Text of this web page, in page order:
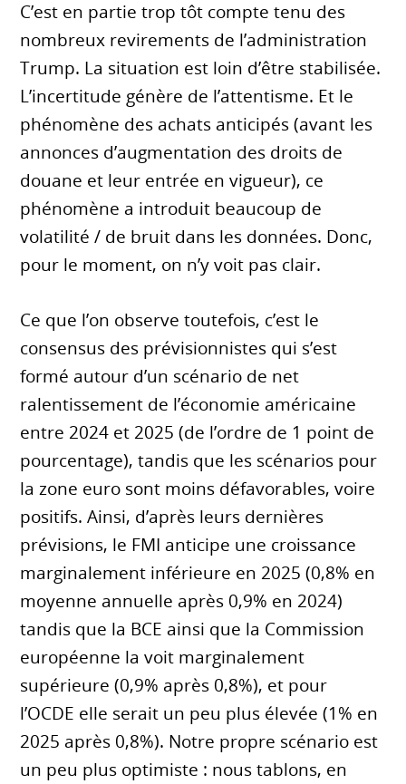
C’est en partie trop tôt compte tenu des
nombreux revirements de l’administration
Trump. La situation est loin d’être stabilisée.
L’incertitude génère de l’attentisme. Et le
phénomène des achats anticipés (avant les
annonces d’augmentation des droits de
douane et leur entrée en vigueur), ce
phénomène a introduit beaucoup de
volatilité / de bruit dans les données. Donc,
pour le moment, on n’y voit pas clair.
Ce que l’on observe toutefois, c’est le
consensus des prévisionnistes qui s’est
formé autour d’un scénario de net
ralentissement de l’économie américaine
entre 2024 et 2025 (de l’ordre de 1 point de
pourcentage), tandis que les scénarios pour
la zone euro sont moins défavorables, voire
positifs. Ainsi, d’après leurs dernières
prévisions, le FMI anticipe une croissance
marginalement inférieure en 2025 (0,8% en
moyenne annuelle après 0,9% en 2024)
tandis que la BCE ainsi que la Commission
européenne la voit marginalement
supérieure (0,9% après 0,8%), et pour
l’OCDE elle serait un peu plus élevée (1% en
2025 après 0,8%). Notre propre scénario est
un peu plus optimiste : nous tablons, en